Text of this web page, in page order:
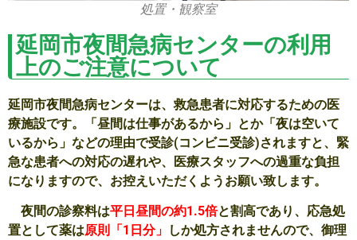
処置・観察室
延岡市夜間急病センターの利用
上のご注意について
延岡市夜間急病センターは、救急患者に対応するための医
療施設です。「昼間は仕事があるから」とか「夜は空いて
いるから」などの理由で受診(コンビニ受診)されますと、緊
急な患者への対応の遅れや、医療スタッフへの過重な負担
になりますので、お控えいただくようお願い致します。
夜間の診察料は平日昼間の約1.5倍と割高であり、応急処
置として薬は原則「1日分」 しか処方されませんので、御理